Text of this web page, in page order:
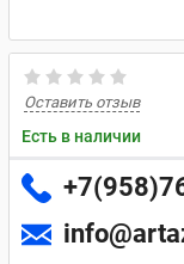
Оставить отзыв
Есть в наличии